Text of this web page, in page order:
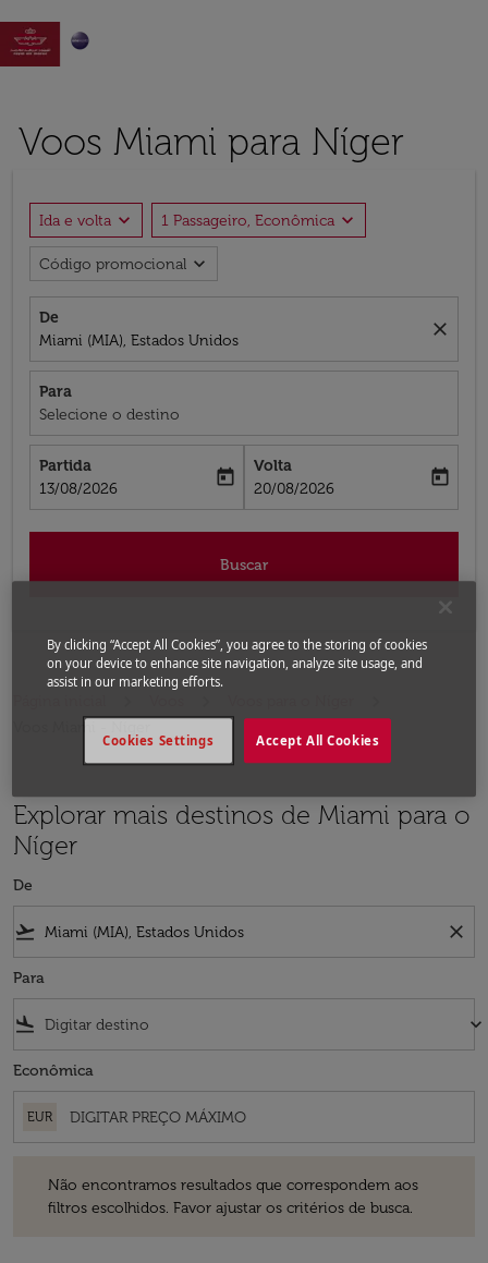

Voos Miami para Níger
Ida e volta expand_more 1 Passageiro, Econômica expand_more
Código promocional expand_more
De
Miami (MIA), Estados Unidos
close
Para
Selecione o destino
Partida
fc-booking-departure-date-aria-label
13/08/2026
today
Volta
fc-booking-return-date-aria-label
20/08/2026
today
Buscar
Explorar mais destinos de Miami para o
Níger
De
flight_takeoff close
Para
flight_land keyboard_arrow_down
Econômica
EUR
Não encontramos resultados que correspondem aos
filtros escolhidos. Favor ajustar os critérios de busca.
By clicking “Accept All Cookies”, you agree to the storing of cookies
on your device to enhance site navigation, analyze site usage, and
assist in our marketing efforts.
Accept All Cookies
Cookies Settings